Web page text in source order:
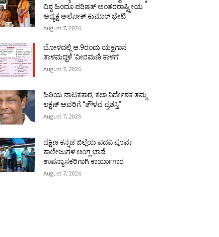
ವಿಶ್ವ ಹಿಂದೂ ಪರಿಷತ್ ಅಂತರರಾಷ್ಟ್ರೀಯ
ಅಧ್ಯಕ್ಷ ಅಲೋಕ್ ಕುಮಾರ್ ಭೇಟಿ
August 7, 2026
ಬೋಳದಲ್ಲಿ ಆ.9ರಂದು ಯಕ್ಷಗಾನ
ತಾಳಮದ್ದಳೆ ‘ವೀರಮಣಿ ಕಾಳಗ’
August 7, 2026
ಹಿರಿಯ ನಾಟಕಕಾರ, ಕಲಾ ನಿರ್ದೇಶಕ ತಮ್ಮ
ಲಕ್ಷಣ್ ಅವರಿಗೆ “ತೌಳವ ಪ್ರಶಸ್ತಿ”
August 7, 2026
ದಕ್ಷಿಣ ಕನ್ನಡ ಜಿಲ್ಲೆಯ ಪದವಿ ಪೂರ್ವ
ಕಾಲೇಜುಗಳ ಆಂಗ್ಲ ಭಾಷೆ
ಉಪನ್ಯಾಸಕರಿಗಾಗಿ ಕಾರ್ಯಾಗಾರ
August 7, 2026